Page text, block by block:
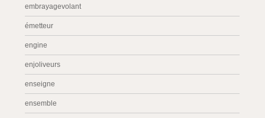
embrayagevolant
émetteur
engine
enjoliveurs
enseigne
ensemble